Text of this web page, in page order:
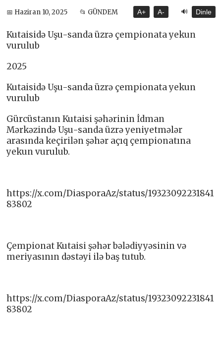
📅 Haziran 10, 2025 📂 GÜNDEM A+ A- 🔊 Dinle
Kutaisidə Uşu-sanda üzrə çempionata yekun
vurulub
2025
Kutaisidə Uşu-sanda üzrə çempionata yekun
vurulub
Gürcüstanın Kutaisi şəhərinin İdman
Mərkəzində Uşu-sanda üzrə yeniyetmələr
arasında keçirilən şəhər açıq çempionatına
yekun vurulub.
https://x.com/DiasporaAz/status/19323092231841
83802
Çempionat Kutaisi şəhər bələdiyyəsinin və
meriyasının dəstəyi ilə baş tutub.
https://x.com/DiasporaAz/status/19323092231841
83802